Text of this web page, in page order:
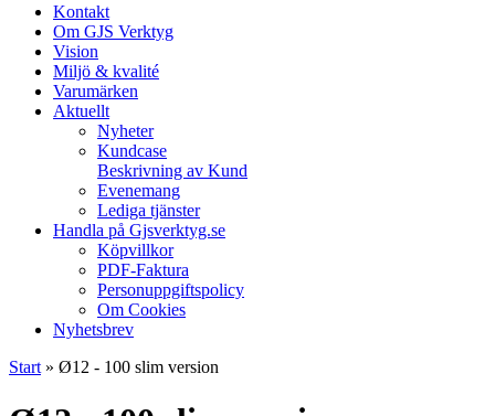
Kontakt
Om GJS Verktyg
Vision
Miljö & kvalité
Varumärken
Aktuellt
Nyheter
Kundcase
Beskrivning av Kund
Evenemang
Lediga tjänster
Handla på Gjsverktyg.se
Köpvillkor
PDF-Faktura
Personuppgiftspolicy
Om Cookies
Nyhetsbrev
Start » Ø12 - 100 slim version